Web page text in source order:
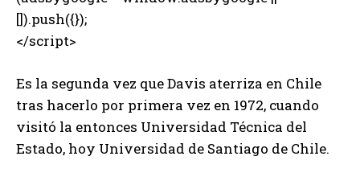
[]).push({});
</script>
Es la segunda vez que Davis aterriza en Chile
tras hacerlo por primera vez en 1972, cuando
visitó la entonces Universidad Técnica del
Estado, hoy Universidad de Santiago de Chile.